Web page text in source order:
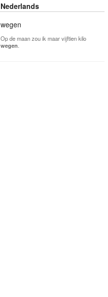
Nederlands
wegen
Op de maan zou ik maar vijftien kilo
wegen